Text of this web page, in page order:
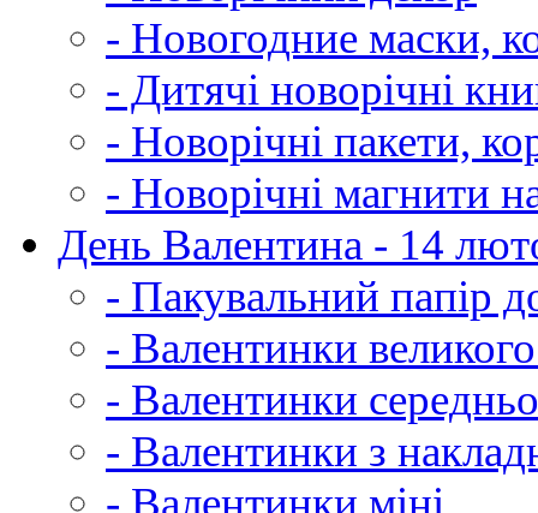
- Новогодние маски,
- Дитячі новорічні
- Новорічні пакети,
- Новорічні магнити
День Валентина - 14
- Пакувальний папір
- Валентинки
- Валентинки
- Валентинки з
- Валентинки міні